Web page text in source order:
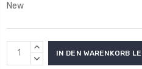
New
Aktueller
Lagerbestand:
MENGE
VON
MENGE